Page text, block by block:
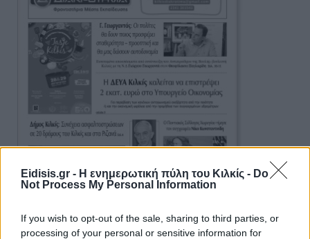
Eidisis.gr - Η ενημερωτική πύλη του Κιλκίς - Do
Not Process My Personal Information
If you wish to opt-out of the sale, sharing to third parties, or
processing of your personal or sensitive information for